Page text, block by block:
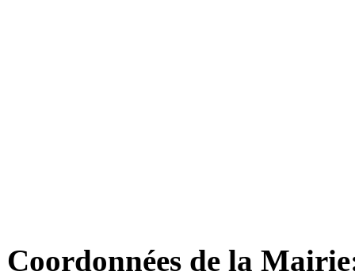
Coordonnées de la